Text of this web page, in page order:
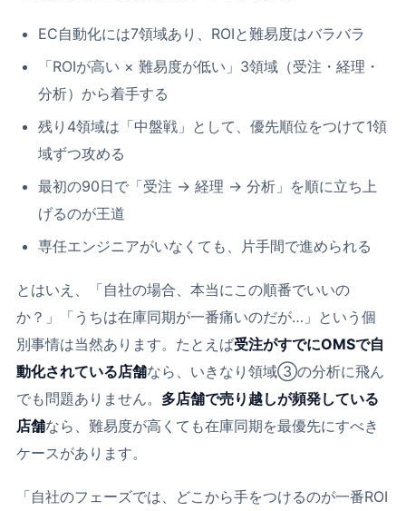
EC自動化には7領域あり、ROIと難易度はバラバラ
「ROIが高い × 難易度が低い」3領域（受注・経理・
分析）から着手する
残り4領域は「中盤戦」として、優先順位をつけて1領
域ずつ攻める
最初の90日で「受注 → 経理 → 分析」を順に立ち上
げるのが王道
専任エンジニアがいなくても、片手間で進められる
とはいえ、「自社の場合、本当にこの順番でいいの
か？」「うちは在庫同期が一番痛いのだが…」という個
別事情は当然あります。たとえば受注がすでにOMSで自
動化されている店舗なら、いきなり領域③の分析に飛ん
でも問題ありません。 多店舗で売り越しが頻発している
店舗なら、難易度が高くても在庫同期を最優先にすべき
ケースがあります。
「自社のフェーズでは、どこから手をつけるのが一番ROI